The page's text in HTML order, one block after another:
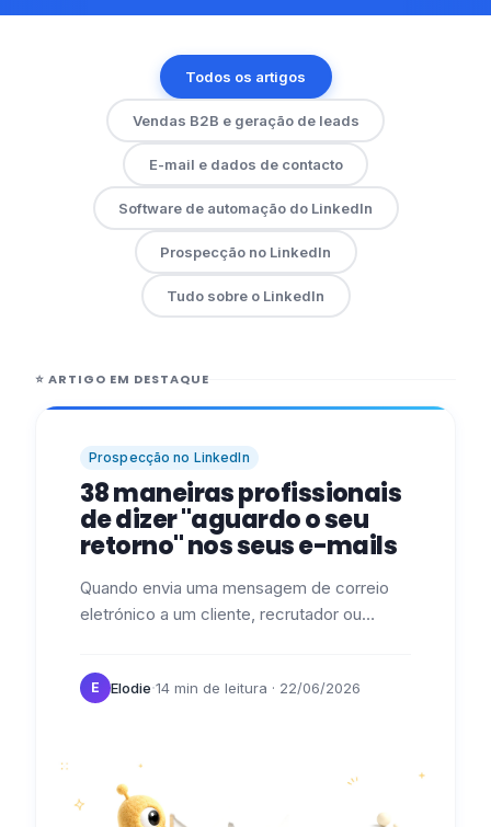
Todos os artigos
Vendas B2B e geração de leads
E-mail e dados de contacto
Software de automação do LinkedIn
Prospecção no LinkedIn
Tudo sobre o LinkedIn
⭐ ARTIGO EM DESTAQUE
Prospecção no LinkedIn
38 maneiras profissionais
de dizer "aguardo o seu
retorno" nos seus e-mails
Quando envia uma mensagem de correio
eletrónico a um cliente, recrutador ou
E Elodie·14 min de leitura · 22/06/2026